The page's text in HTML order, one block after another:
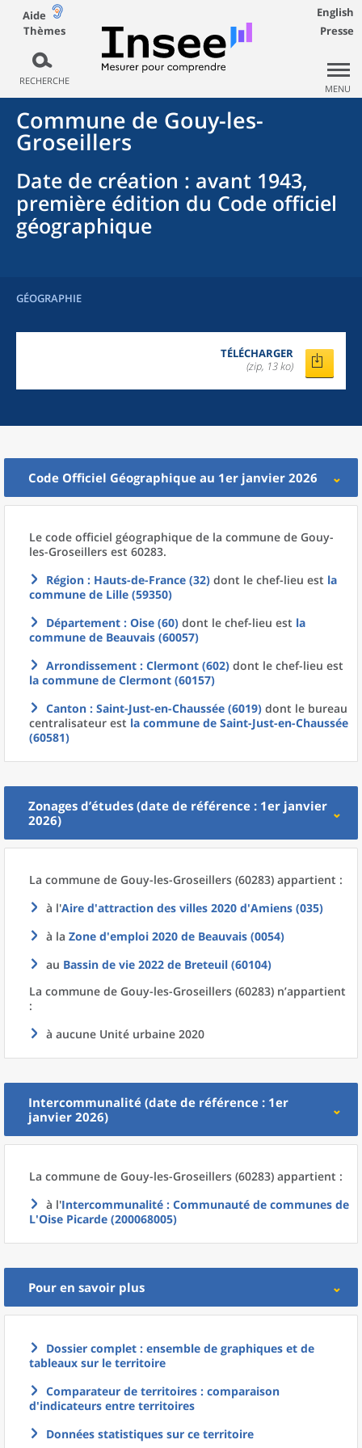
Aide
Thèmes
RECHERCHE
English
Presse
MENU
Commune de Gouy-les-
Groseillers
Date de création : avant 1943,
première édition du Code officiel
géographique
GÉOGRAPHIE
TÉLÉCHARGER
(zip, 13 ko)
Code Officiel Géographique au 1er janvier 2026
Le code officiel géographique de la commune de Gouy-
les-Groseillers est 60283.
Région : Hauts-de-France (32) dont le chef-lieu est la
commune de Lille (59350)
Département : Oise (60) dont le chef-lieu est la
commune de Beauvais (60057)
Arrondissement : Clermont (602) dont le chef-lieu est
la commune de Clermont (60157)
Canton : Saint-Just-en-Chaussée (6019) dont le bureau
centralisateur est la commune de Saint-Just-en-Chaussée
(60581)
Zonages d’études (date de référence : 1er janvier
2026)
La commune de Gouy-les-Groseillers (60283) appartient :
à l'Aire d'attraction des villes 2020 d'Amiens (035)
à la Zone d'emploi 2020 de Beauvais (0054)
au Bassin de vie 2022 de Breteuil (60104)
La commune de Gouy-les-Groseillers (60283) n’appartient
:
à aucune Unité urbaine 2020
Intercommunalité (date de référence : 1er
janvier 2026)
La commune de Gouy-les-Groseillers (60283) appartient :
à l'Intercommunalité : Communauté de communes de
L'Oise Picarde (200068005)
Pour en savoir plus
Dossier complet : ensemble de graphiques et de
tableaux sur le territoire
Comparateur de territoires : comparaison
d'indicateurs entre territoires
Données statistiques sur ce territoire